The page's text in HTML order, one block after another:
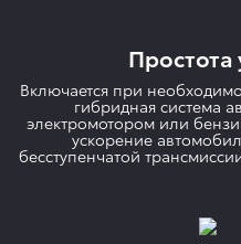
Простота
Включается при
гибридная система
электромотором или
ускорение
бесступенчатой